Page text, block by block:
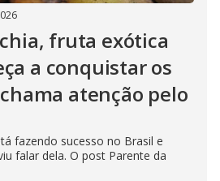
fruta exótica
a conquistar os
atenção pelo
fazendo sucesso no Brasil e
falar dela. O post Parente da